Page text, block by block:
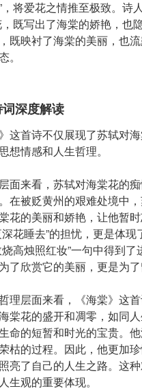
，将爱花之情推至极致。诗
，既写出了海棠的娇艳，也
既映衬了海棠的美丽，也
。
深度解读
》这首诗不仅展现了苏轼对
想情感和人生哲理。
面来看，苏轼对海棠花的
在被贬黄州的艰难处境中
花的美丽和娇艳，让他暂
深花睡去”的担忧，更是体
烧高烛照红妆”一句中得到
了欣赏它的美丽，更是为了
理层面来看，《海棠》这
棠花的盛开和凋零，如同
命的短暂和时光的宝贵。
枯的过程。因此，他更加
亮了自己的人生之路。这
生观的重要体现。